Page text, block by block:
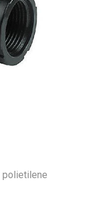
polietilene